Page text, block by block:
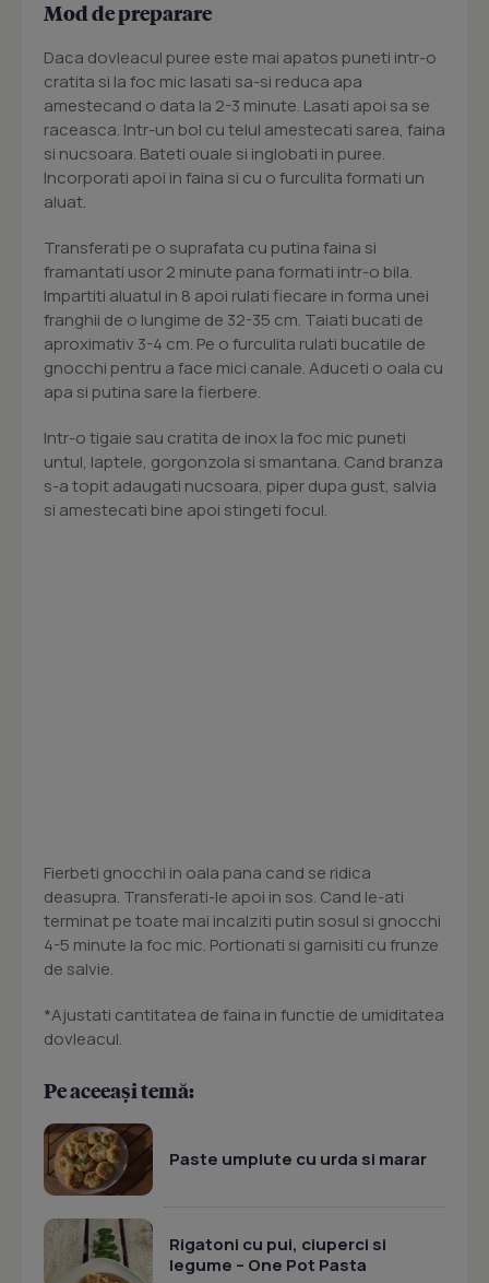
Mod de preparare
Daca dovleacul puree este mai apatos puneti intr-o
cratita si la foc mic lasati sa-si reduca apa
amestecand o data la 2-3 minute. Lasati apoi sa se
raceasca. Intr-un bol cu telul amestecati sarea, faina
si nucsoara. Bateti ouale si inglobati in puree.
Incorporati apoi in faina si cu o furculita formati un
aluat.
Transferati pe o suprafata cu putina faina si
framantati usor 2 minute pana formati intr-o bila.
Impartiti aluatul in 8 apoi rulati fiecare in forma unei
franghii de o lungime de 32-35 cm. Taiati bucati de
aproximativ 3-4 cm. Pe o furculita rulati bucatile de
gnocchi pentru a face mici canale. Aduceti o oala cu
apa si putina sare la fierbere.
Intr-o tigaie sau cratita de inox la foc mic puneti
untul, laptele, gorgonzola si smantana. Cand branza
s-a topit adaugati nucsoara, piper dupa gust, salvia
si amestecati bine apoi stingeti focul.
Fierbeti gnocchi in oala pana cand se ridica
deasupra. Transferati-le apoi in sos. Cand le-ati
terminat pe toate mai incalziti putin sosul si gnocchi
4-5 minute la foc mic. Portionati si garnisiti cu frunze
de salvie.
*Ajustati cantitatea de faina in functie de umiditatea
dovleacul.
Pe aceeași temă:
Paste umplute cu urda si marar
Rigatoni cu pui, ciuperci si
legume – One Pot Pasta